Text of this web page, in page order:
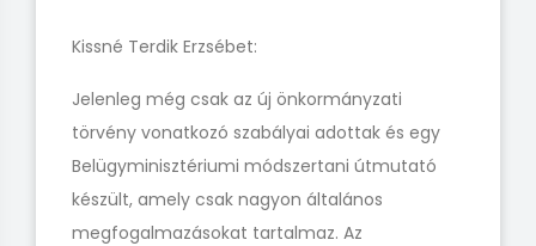
Kissné Terdik Erzsébet:
Jelenleg még csak az új önkormányzati
törvény vonatkozó szabályai adottak és egy
Belügyminisztériumi módszertani útmutató
készült, amely csak nagyon általános
megfogalmazásokat tartalmaz. Az